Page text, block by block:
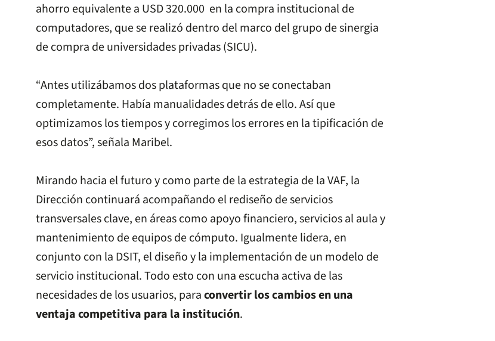
ahorro equivalente a USD 320.000 en la compra institucional de
computadores, que se realizó dentro del marco del grupo de sinergia
de compra de universidades privadas (SICU).
“Antes utilizábamos dos plataformas que no se conectaban
completamente. Había manualidades detrás de ello. Así que
optimizamos los tiempos y corregimos los errores en la tipificación de
esos datos”, señala Maribel.
Mirando hacia el futuro y como parte de la estrategia de la VAF, la
Dirección continuará acompañando el rediseño de servicios
transversales clave, en áreas como apoyo financiero, servicios al aula y
mantenimiento de equipos de cómputo. Igualmente lidera, en
conjunto con la DSIT, el diseño y la implementación de un modelo de
servicio institucional. Todo esto con una escucha activa de las
necesidades de los usuarios, paraconvertir los cambios en una
ventaja competitiva para la institución.